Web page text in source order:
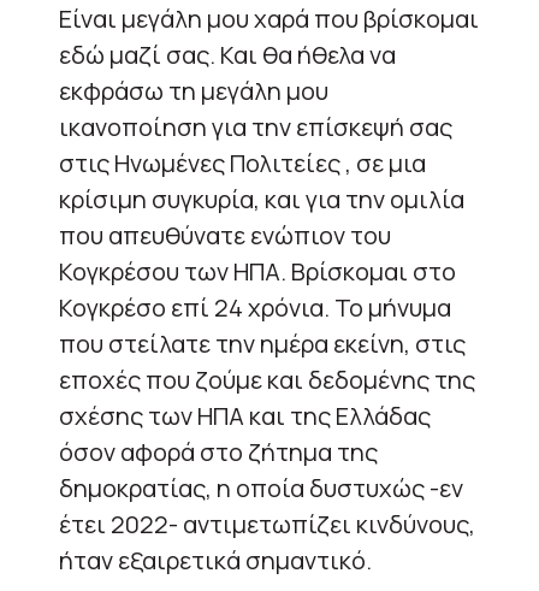
Είναι μεγάλη μου χαρά που βρίσκομαι
εδώ μαζί σας. Και θα ήθελα να
εκφράσω τη μεγάλη μου
ικανοποίηση για την επίσκεψή σας
στις Ηνωμένες Πολιτείες , σε μια
κρίσιμη συγκυρία, και για την ομιλία
που απευθύνατε ενώπιον του
Κογκρέσου των ΗΠΑ. Βρίσκομαι στο
Κογκρέσο επί 24 χρόνια. Το μήνυμα
που στείλατε την ημέρα εκείνη, στις
εποχές που ζούμε και δεδομένης της
σχέσης των ΗΠΑ και της Ελλάδας
όσον αφορά στο ζήτημα της
δημοκρατίας, η οποία δυστυχώς -εν
έτει 2022- αντιμετωπίζει κινδύνους,
ήταν εξαιρετικά σημαντικό.